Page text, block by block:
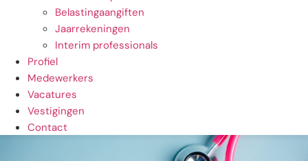
Belastingaangiften
Jaarrekeningen
Interim professionals
Profiel
Medewerkers
Vacatures
Vestigingen
Contact